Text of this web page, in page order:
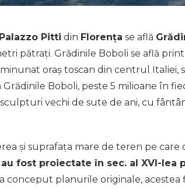
Palazzo Pitti din Florența se află
pătrați. Grădinile Boboli se află
oraș toscan din centrul Italiei,
Boboli, peste 5 milioane în
sculpturi vechi de sute de ani, cu
și suprafața mare de teren pe care
au fost proiectate în sec. al XVI-lea
a conceput planurile originale, acestea